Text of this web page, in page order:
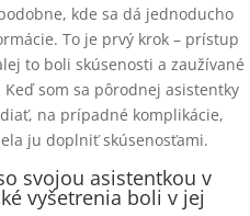
kde sa dá jednoducho
To je prvý krok – prístup
to boli skúsenosti a zaužívané
som sa pôrodnej asistentky
na prípadné komplikácie,
ju doplniť skúsenosťami.
svojou asistentkou v
vyšetrenia boli v jej